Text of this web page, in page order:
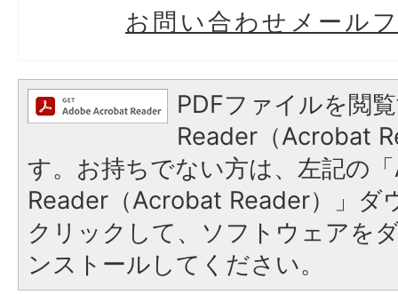
お問い合わせメール
PDFファイルを閲
Reader（Acrobat
す。お持ちでない方は、左記の
Reader（Acrobat Reader）」ダ
クリックして、ソフトウェアを
ンストールしてください。